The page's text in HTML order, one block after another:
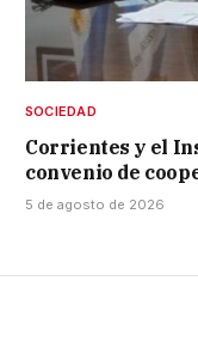
SOCIEDAD
Corrientes y el
convenio de
5 de agosto de 2026